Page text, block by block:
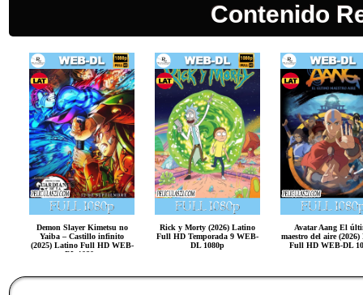
Contenido
Demon Slayer Kimetsu no
Yaiba – Castillo infinito
(2025) Latino Full HD WEB-
DL 1080p
Rick y Morty (2026) Latino
Full HD Temporada 9 WEB-
DL 1080p
Avatar Aang El
maestro del aire
Full HD WEB-DL